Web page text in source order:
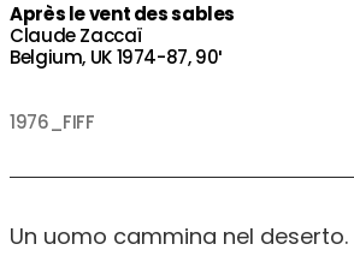
Après le vent des sables
Claude Zaccaï
Belgium, UK 1974-87, 90′
1976_FIFF
Un uomo cammina nel deserto.